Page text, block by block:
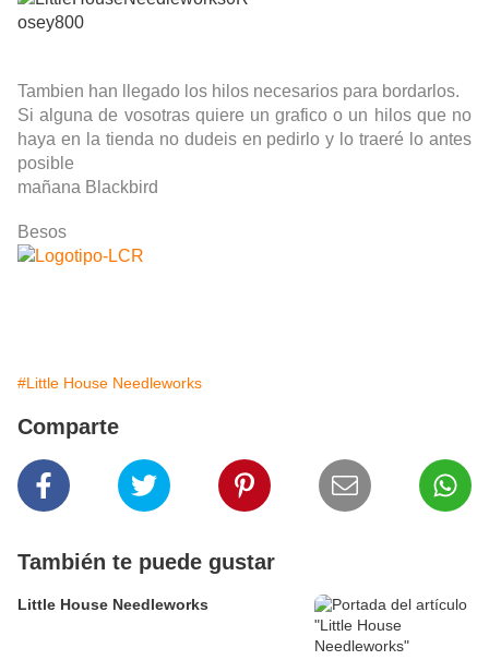
Tambien han llegado los hilos necesarios para bordarlos.
Si alguna de vosotras quiere un grafico o un hilos que no
haya en la tienda no dudeis en pedirlo y lo traeré lo antes
posible
mañana Blackbird
Besos
#Little House Needleworks
Comparte
También te puede gustar
Little House Needleworks